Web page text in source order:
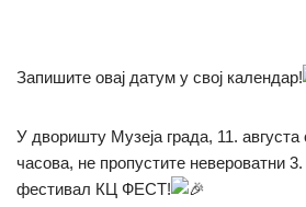
Запишите овај датум у свој календар!
У дворишту Музеја града, 11.
часова, не пропустите невероватни
фестивал КЦ ФЕСТ!